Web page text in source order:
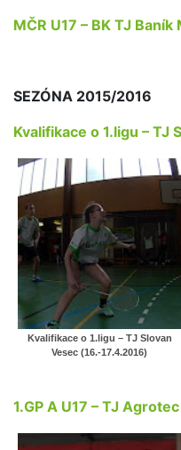
MČR U17 – BK TJ
SEZÓNA 2015/2016
Kvalifikace o 1.ligu – TJ
Kvalifikace o 1.ligu – TJ Slovan
Vesec (16.-17.4.2016)
1.GP A U17 – TJ